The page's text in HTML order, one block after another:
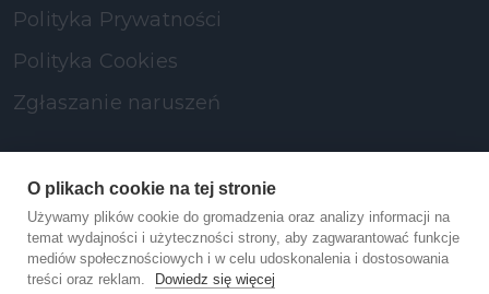
Polityka Prywatności
Polityka Cookies
Zgłaszanie naruszeń
LinkedIn
Facebook
O plikach cookie na tej stronie
Używamy plików cookie do gromadzenia oraz analizy informacji na
temat wydajności i użyteczności strony, aby zagwarantować funkcje
mediów społecznościowych i w celu udoskonalenia i dostosowania
treści oraz reklam.
Dowiedz się więcej